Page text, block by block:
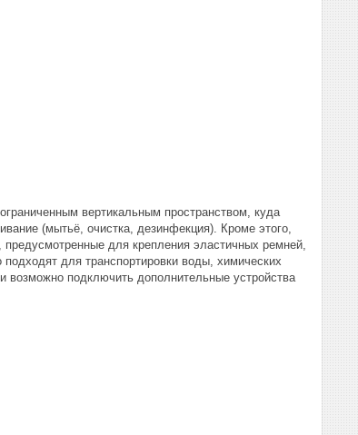
вертикальным пространством, куда
(мытьё, очистка, дезинфекция). Кроме этого,
для крепления эластичных ремней,
для транспортировки воды, химических
возможно подключить дополнительные устройства